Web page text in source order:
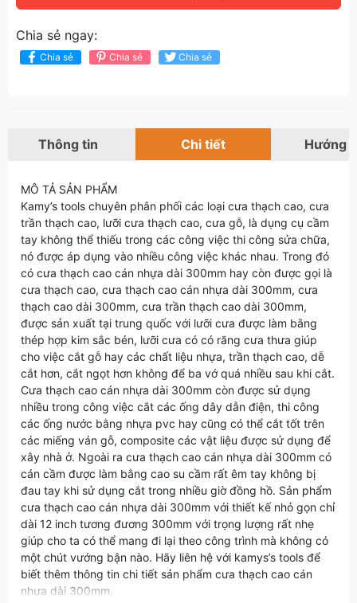
Chia sẻ ngay:
Chia sẻ Chia sẻ Chia sẻ
Thông tin Chi tiết Hướng
MÔ TẢ SẢN PHẨM
Kamy’s tools chuyên phân phối các loại cưa thạch cao, cưa
trần thạch cao, lưỡi cưa thạch cao, cưa gỗ, là dụng cụ cầm
tay không thể thiếu trong các công việc thi công sửa chữa,
nó được áp dụng vào nhiều công việc khác nhau. Trong đó
có cưa thạch cao cán nhựa dài 300mm hay còn được gọi là
cưa thạch cao, cưa thạch cao cán nhựa dài 300mm, cưa
thạch cao dài 300mm, cưa trần thạch cao dài 300mm,
được sản xuất tại trung quốc với lưỡi cưa được làm bằng
thép hợp kim sắc bén, lưỡi cưa có có răng cưa thưa giúp
cho việc cắt gỗ hay các chất liệu nhựa, trần thạch cao, dễ
cắt hơn, cắt ngọt hơn không để ba vớ quá nhiều sau khi cắt.
Cưa thạch cao cán nhựa dài 300mm còn được sử dụng
nhiều trong công việc cắt các ống dây dẫn điện, thi công
các ống nước bằng nhựa pvc hay cũng có thể cắt tốt trên
các miếng ván gỗ, composite các vật liệu được sử dụng để
xây nhà ở. Ngoài ra cưa thạch cao cán nhựa dài 300mm có
cán cầm được làm bằng cao su cầm rất êm tay không bị
đau tay khi sử dụng cắt trong nhiều giờ đồng hồ. Sản phẩm
cưa thạch cao cán nhựa dài 300mm với thiết kế nhỏ gọn chỉ
dài 12 inch tương đương 300mm với trọng lượng rất nhẹ
giúp cho ta có thể mang đi lại theo công trình mà không có
một chút vướng bận nào. Hãy liên hệ với kamys’s tools để
biết thêm thông tin chi tiết sản phẩm cưa thạch cao cán
nhựa dài 300mm.